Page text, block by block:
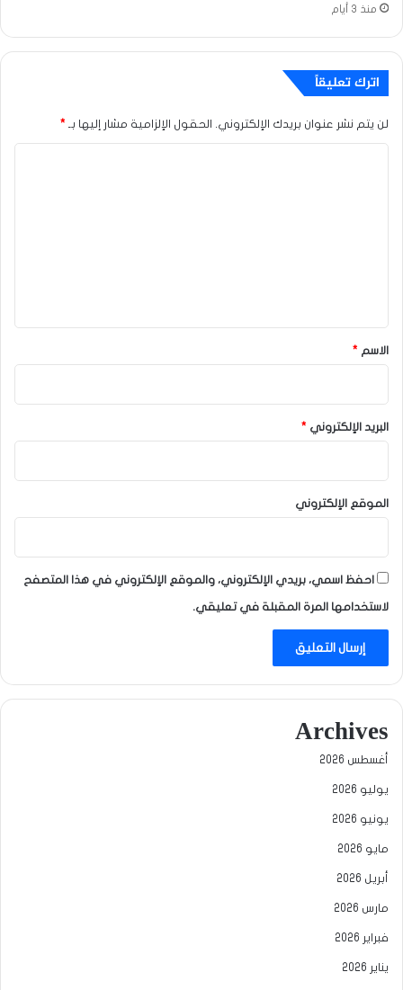
منذ 3 أيام
اترك تعليقاً
لن يتم نشر عنوان بريدك الإلكتروني. الحقول الإلزامية مشار إليها بـ *
*الاسم *
البريد الإلكتروني *
الموقع الإلكتروني
احفظ اسمي، بريدي الإلكتروني، والموقع الإلكتروني في هذا المتصفح
لاستخدامها المرة المقبلة في تعليقي.
Archives
أغسطس 2026
يوليو 2026
يونيو 2026
مايو 2026
أبريل 2026
مارس 2026
فبراير 2026
يناير 2026